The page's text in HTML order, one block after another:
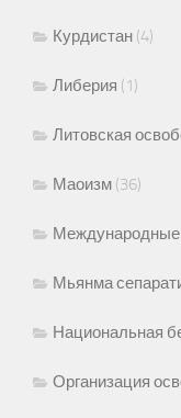
Курдистан (4)
Либерия (1)
Литовская
Маоизм (36)
Международные
Мьянма
Национальная
Организация